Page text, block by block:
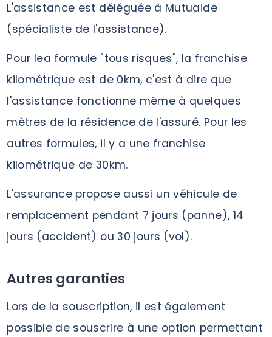
L'assistance est déléguée à Mutuaide
(spécialiste de l'assistance).
Pour lea formule "tous risques", la franchise
kilométrique est de 0km, c'est à dire que
l'assistance fonctionne même à quelques
mètres de la résidence de l'assuré. Pour les
autres formules, il y a une franchise
kilométrique de 30km.
L'assurance propose aussi un véhicule de
remplacement pendant 7 jours (panne), 14
jours (accident) ou 30 jours (vol).
Autres garanties
Lors de la souscription, il est également
possible de souscrire à une option permettant